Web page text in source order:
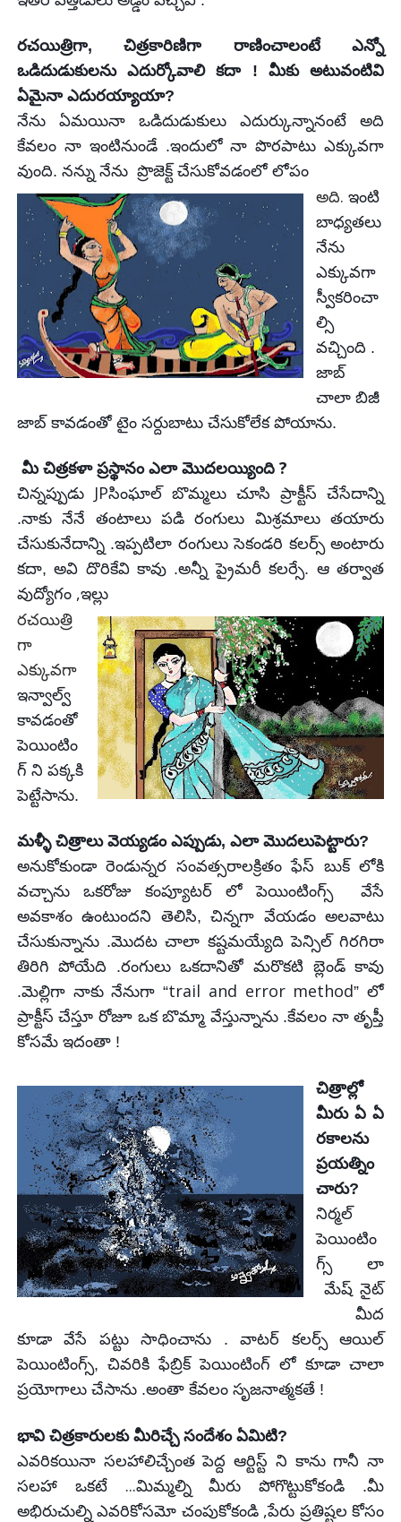
రచయిత్రిగా, చిత్రకారిణిగా రాణించాలంటే ఎన్నో
ఒడిదుడుకులను ఎదుర్కోవాలి కదా ! మీకు అటువంటివి
ఏమైనా ఎదురయ్యాయా?
నేను ఏమయినా ఒడిదుడుకులు ఎదుర్కున్నానంటేఅది
కేవలం నా ఇంటినుండే .ఇందులో నాపొరపాటు ఎక్కువగా
వుంది. నన్ను నేను ప్రొజెక్ట్ చేసుకోవడంలో లోపం
అది. ఇంటి
బాధ్యతలు
నేను
ఎక్కువగా
స్వీకరించా
ల్సి
వచ్చింది .
జాబ్
చాలా బిజీ
జాబ్ కావడంతో టైం సర్దుబాటు చేసుకోలేక పోయాను.
మీ చిత్రకళా ప్రస్థానం ఎలా మొదలయ్యింది ?
చిన్నప్పుడుJPసింఘాల్ బొమ్మలు చూసి ప్రాక్టీస్ చేసేదాన్ని
.నాకు నేనే తంటాలు పడి రంగులు మిశ్రమాలు తయారు
చేసుకునేదాన్ని .ఇప్పటిలా రంగులు సెకండరి కలర్స్ అంటారు
కదా,అవి దొరికేవి కావు .అన్నీ ప్రైమరీ కలర్సే. ఆ తర్వాత
వుద్యోగం ,ఇల్లు
రచయిత్రి
గా
ఎక్కువగా
ఇన్వాల్వ్
కావడంతో
పెయింటిం
గ్ ని పక్కకి
పెట్టేసాను.
మళ్ళీ చిత్రాలు వెయ్యడం ఎప్పుడు, ఎలా మొదలుపెట్టారు?
అనుకోకుండా రెండున్నర సంవత్సరాలక్రితం ఫేస్ బుక్ లోకి
వచ్చాను
ఒకరోజు కంప్యూటర్ లోపెయింటింగ్స్
వేసే
అవకాశం ఉంటుందని తెలిసి, చిన్నగా వేయడం అలవాటు
చేసుకున్నాను .మొదట చాలా కష్టమయ్యేది పెన్సిల్ గిరగిరా
తిరిగి పోయేది .రంగులు ఒకదానితో మరొకటి బ్లెండ్ కావు
.మెల్లిగా నాకు నేనుగా “trail and error method”లో
ప్రాక్టీస్ చేస్తూ రోజూ ఒక బొమ్మా వేస్తున్నాను .కేవలం నా తృప్తీ
కోసమే ఇదంతా !
చిత్రాల్లో
మీరు ఏ ఏ
రకాలను
ప్రయత్నిం
చారు?
నిర్మల్
పెయింటిం
గ్స్ లా
మేష్ నైట్
మీద
కూడా వేసే పట్టు సాధించాను . వాటర్ కలర్స్ ఆయిల్
పెయింటింగ్స్, చివరికి ఫేబ్రిక్ పెయింటింగ్ లో కూడా చాలా
ప్రయోగాలు చేసాను .అంతా కేవలం సృజనాత్మకతే !
భావి చిత్రకారులకు మీరిచ్చే సందేశం ఏమిటి?
ఎవరికయినా సలహాలిచ్చేంత పెద్ద ఆర్టిస్ట్ ని కాను గానీ నా
సలహా ఒకటే...మిమ్మల్ని మీరు
పోగొట్టుకోకండి .మీ
అభిరుచుల్ని ఎవరికోసమో చంపుకోకండి ,పేరు ప్రతిష్టల కోసం